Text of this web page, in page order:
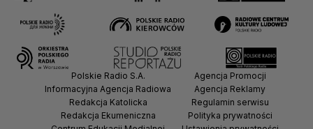
Polskie Radio S.A.
Informacyjna Agencja Radiowa
Redakcja Katolicka
Redakcja Ekumeniczna
Agencja Promocji
Agencja Reklamy
Regulamin serwisu
Polityka prywatności